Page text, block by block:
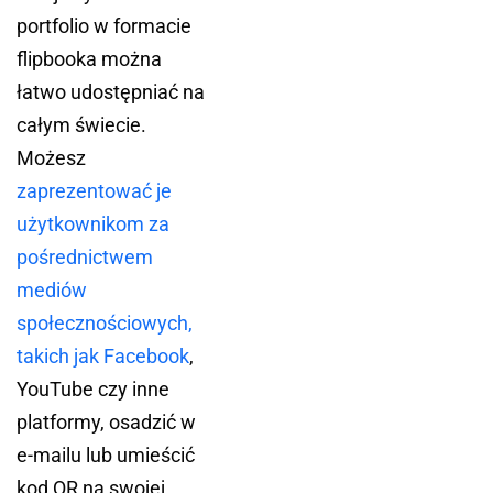
portfolio w formacie
flipbooka można
łatwo udostępniać na
całym świecie.
Możesz
zaprezentować je
użytkownikom za
pośrednictwem
mediów
społecznościowych,
takich jak Facebook,
YouTube czy inne
platformy, osadzić w
e-mailu lub umieścić
kod QR na swojej